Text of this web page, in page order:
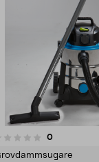
0recensioner